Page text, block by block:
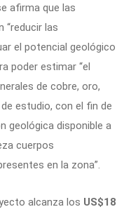
afirma que las
“reducir las
el potencial geológico
poder estimar “el
de cobre, oro,
estudio, con el fin de
geológica disponible a
cuerpos
en la zona”.
alcanza los US$18